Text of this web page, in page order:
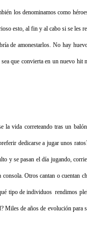
los denominamos como
esto, al fin y al cabo si se les
de amonestarlos. No hay
que convierta en un nuevo hit
la vida correteando tras un
dedicarse a jugar unos
y se pasan el día jugando,
Otros cantan o cuentan
tipo de individuos rendimos
Miles de años de evolución para